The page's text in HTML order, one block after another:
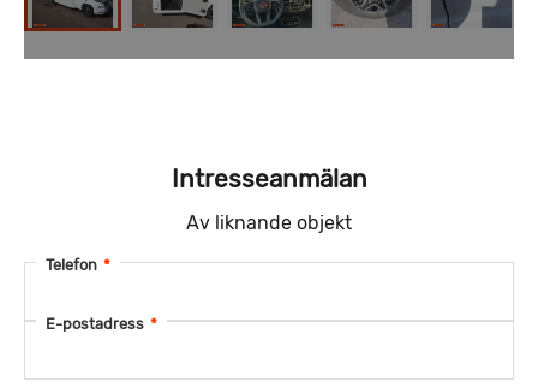
Intresseanmälan
Av liknande objekt
Telefon *
E-postadress *